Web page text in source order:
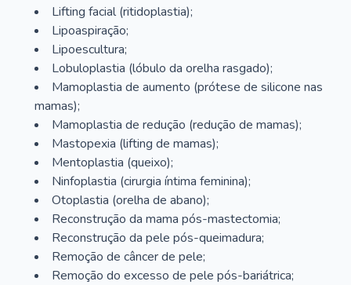
Lifting facial (ritidoplastia);
Lipoaspiração;
Lipoescultura;
Lobuloplastia (lóbulo da orelha rasgado);
Mamoplastia de aumento (prótese de silicone nas
mamas);
Mamoplastia de redução (redução de mamas);
Mastopexia (lifting de mamas);
Mentoplastia (queixo);
Ninfoplastia (cirurgia íntima feminina);
Otoplastia (orelha de abano);
Reconstrução da mama pós-mastectomia;
Reconstrução da pele pós-queimadura;
Remoção de câncer de pele;
Remoção do excesso de pele pós-bariátrica;